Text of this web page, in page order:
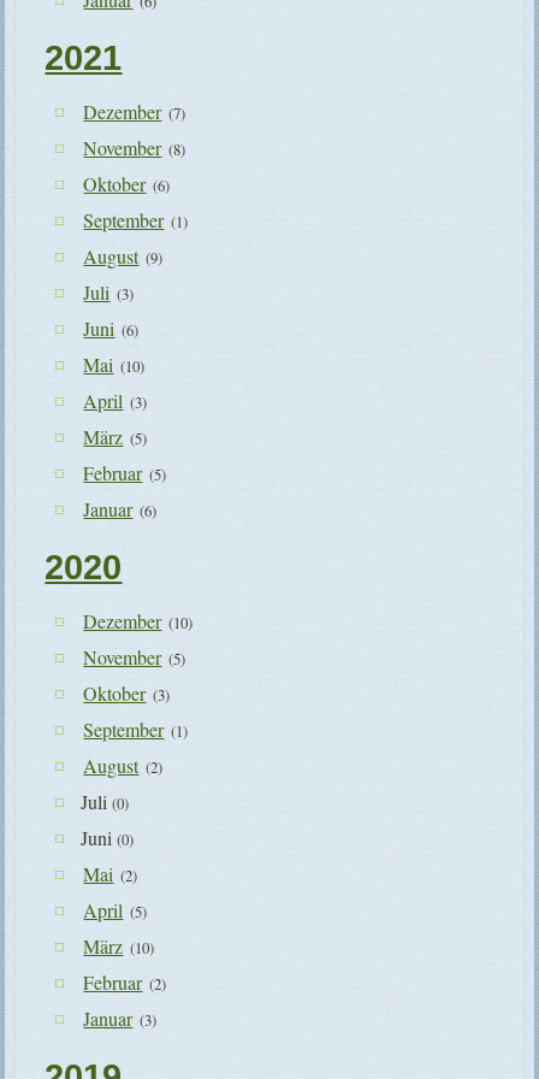
2021
Dezember (7)
November (8)
Oktober (6)
September (1)
August (9)
Juli (3)
Juni (6)
Mai (10)
April (3)
März (5)
Februar (5)
Januar (6)
2020
Dezember (10)
November (5)
Oktober (3)
September (1)
August (2)
Juli(0)
Juni(0)
Mai (2)
April (5)
März (10)
Februar (2)
Januar (3)